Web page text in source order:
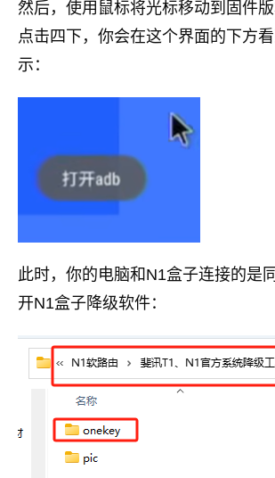
然后，使用鼠标将光标移动到固件
点击四下，你会在这个界面的下方
示：
此时，你的电脑和N1盒子连接的是
开N1盒子降级软件：